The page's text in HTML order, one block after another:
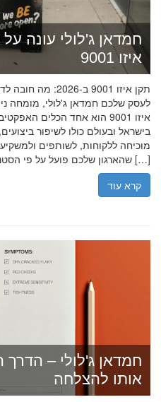
חמדאן ג'לולי עונה
איזו 9001
תקן איזו 9001 ב-
לעסק שלכם חמדאן ג'לולי, מומחה
איזו 9001 הוא אחד הכלים
בישראל ובעולם כולו לשיפור
שהארגון שלכם פועל על פי הסטנדרטים […]
קרא עוד
חמדאן ג'לולי –
אותו להצלחה